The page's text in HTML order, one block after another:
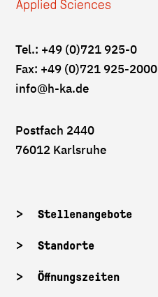
Tel.: +49 (0)721 925-0
Fax: +49 (0)721 925-2000
info@h-ka.de
Postfach 2440
76012 Karlsruhe
Stellenangebote
Standorte
Öffnungszeiten